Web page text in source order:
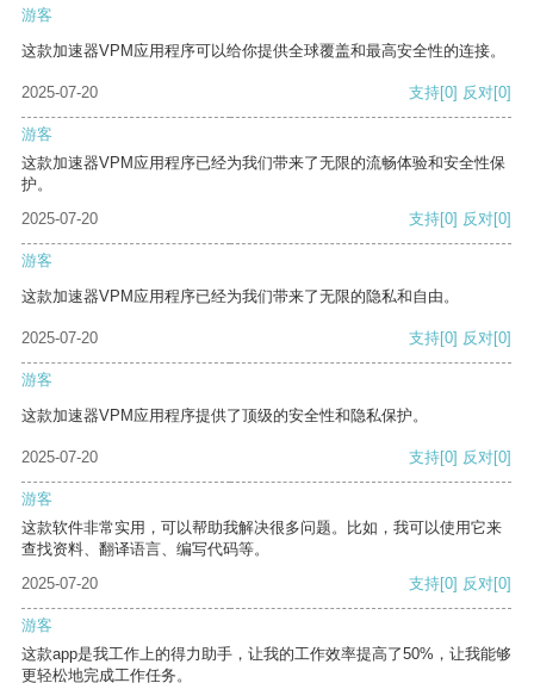
游客
这款加速器VPM应用程序可以给你提供全球覆盖和最高安全性的连接。
2025-07-20 支持[0] 反对[0]
游客
这款加速器VPM应用程序已经为我们带来了无限的流畅体验和安全性保
护。
2025-07-20
支持[0] 反对[0]
游客
这款加速器VPM应用程序已经为我们带来了无限的隐私和自由。
2025-07-20 支持[0] 反对[0]
游客
这款加速器VPM应用程序提供了顶级的安全性和隐私保护。
2025-07-20 支持[0] 反对[0]
游客
这款软件非常实用，可以帮助我解决很多问题。比如，我可以使用它来
查找资料、翻译语言、编写代码等。
2025-07-20
支持[0] 反对[0]
游客
这款app是我工作上的得力助手，让我的工作效率提高了50%，让我能够
更轻松地完成工作任务。